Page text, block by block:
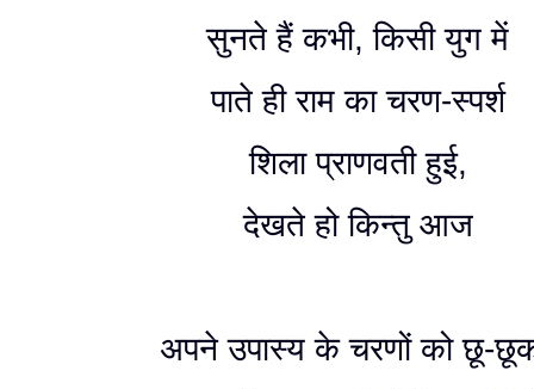
सुनते हैं कभी, किसी युग में
पाते ही राम का चरण-स्पर्श
शिला प्राणवती हुई,
देखते हो किन्तु आज
अपने उपास्य के चरणों को छू-